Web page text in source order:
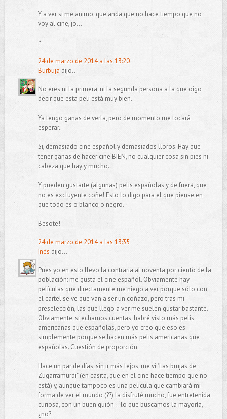
Y a ver si me animo, que anda que no hace tiempo que no
voy al cine, jo...
:*
24 de marzo de 2014 a las 13:20
Burbuja dijo...
No eres ni la primera, ni la segunda persona a la que oigo
decir que esta peli está muy bien.
Ya tengo ganas de verla, pero de momento me tocará
esperar.
Si, demasiado cine español y demasiados lloros. Hay que
tener ganas de hacer cine BIEN, no cualquier cosa sin pies ni
cabeza que hay y mucho.
Y pueden gustarte (algunas) pelis españolas y de fuera, que
no es excluyente coñe! Esto lo digo para el que piense en
que todo es o blanco o negro.
Besote!
24 de marzo de 2014 a las 13:35
Inés dijo...
Pues yo en esto llevo la contraria al noventa por ciento de la
población: me gusta el cine español. Obviamente hay
películas que directamente me niego a ver porque sólo con
el cartel se ve que van a ser un coñazo, pero tras mi
preselección, las que llego a ver me suelen gustar bastante.
Obviamente, si echamos cuentas, habré visto más pelis
americanas que españolas, pero yo creo que eso es
simplemente porque se hacen más pelis americanas que
españolas. Cuestión de proporción.
Hace un par de días, sin ir más lejos, me vi "Las brujas de
Zugarramurdi" (en casita, que en el cine hace tiempo que no
está) y, aunque tampoco es una película que cambiará mi
forma de ver el mundo (??) la disfruté mucho, fue entretenida,
curiosa, con un buen guión... lo que buscamos la mayoría,
¿no?